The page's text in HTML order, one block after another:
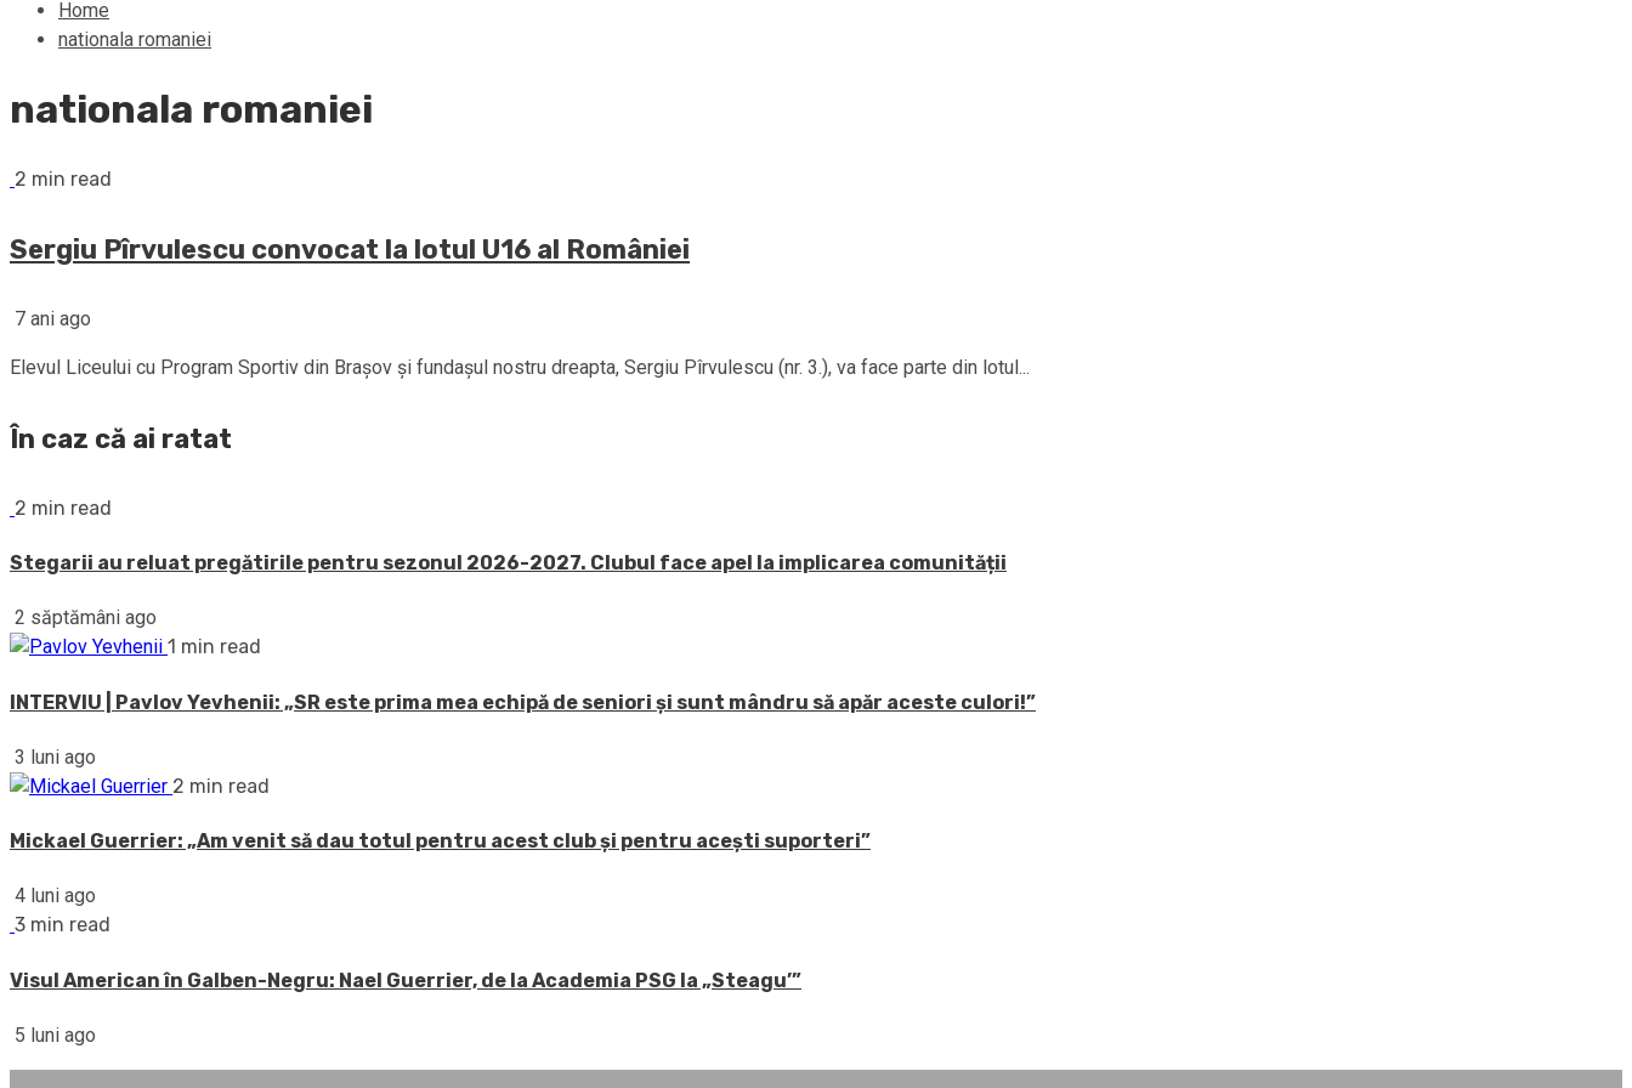
Home
nationala romaniei
nationala romaniei
2 min read
Sergiu Pîrvulescu convocat la lotul U16 al României
7 ani ago
Elevul Liceului cu Program Sportiv din Brașov și fundașul nostru dreapta, Sergiu Pîrvulescu (nr. 3.), va face parte din lotul...
În caz că ai ratat
2 min read
Stegarii au reluat pregătirile pentru sezonul 2026-2027. Clubul face apel la implicarea comunității
2 săptămâni ago
1 min read
INTERVIU | Pavlov Yevhenii: „SR este prima mea echipă de seniori și sunt mândru să apăr aceste culori!”
3 luni ago
2 min read
Mickael Guerrier: „Am venit să dau totul pentru acest club și pentru acești suporteri”
4 luni ago
3 min read
Visul American în Galben-Negru: Nael Guerrier, de la Academia PSG la „Steagu’”
5 luni ago